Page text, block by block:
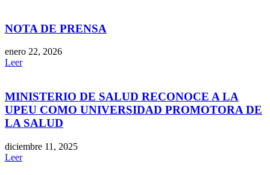
NOTA DE PRENSA
enero 22, 2026
Leer
MINISTERIO DE SALUD RECONOCE A LA
UPEU COMO UNIVERSIDAD PROMOTORA DE
LA SALUD
diciembre 11, 2025
Leer